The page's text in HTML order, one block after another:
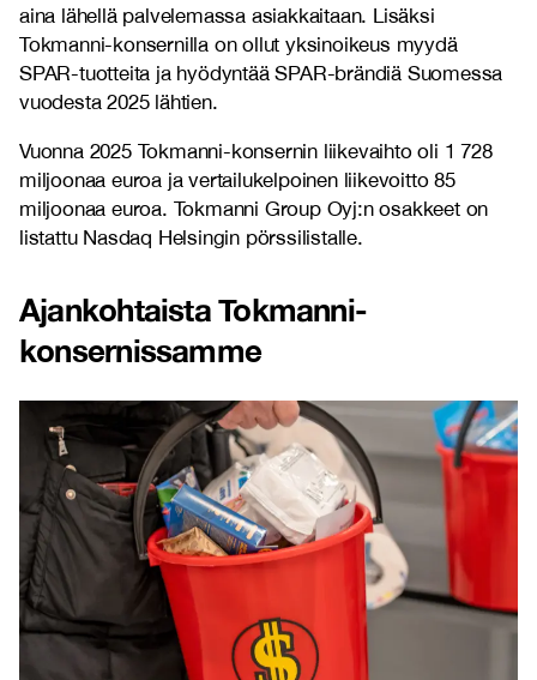
aina lähellä palvelemassa asiakkaitaan. Lisäksi
Tokmanni-konsernilla on ollut yksinoikeus myydä
SPAR-tuotteita ja hyödyntää SPAR-brändiä Suomessa
vuodesta 2025 lähtien.
Vuonna 2025 Tokmanni-konsernin liikevaihto oli 1 728
miljoonaa euroa ja vertailukelpoinen liikevoitto 85
miljoonaa euroa. Tokmanni Group Oyj:n osakkeet on
listattu Nasdaq Helsingin pörssilistalle.
Ajankohtaista Tokmanni-
konsernissamme